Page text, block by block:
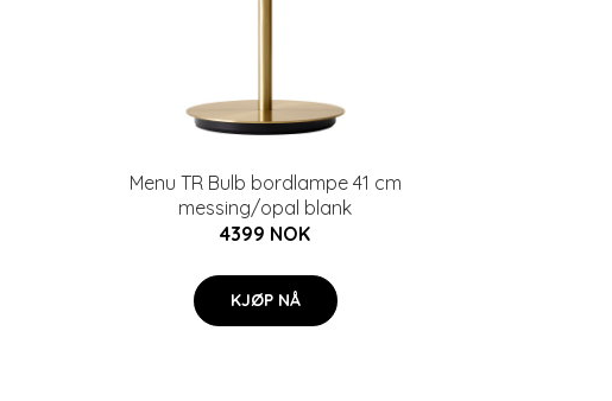
Menu TR Bulb bordlampe 41 cm
messing/opal blank
4399 NOK
KJØP NÅ